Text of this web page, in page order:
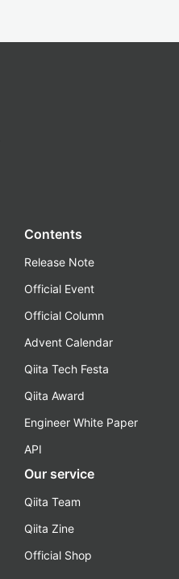
Contents
Release Note
Official Event
Official Column
Advent Calendar
Qiita Tech Festa
Qiita Award
Engineer White Paper
API
Our service
Qiita Team
Qiita Zine
Official Shop